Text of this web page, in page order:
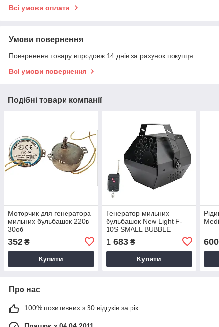
Всі умови оплати
Умови повернення
Повернення товару впродовж 14 днів за рахунок покупця
Всі умови повернення
Подібні товари компанії
Моторчик для генератора
мильних бульбашок 220в
30об
352 ₴
Купити
Генератор мильних
бульбашок New Light F-
10S SMALL BUBBLE
1 683₴
Купити
600
Про нас
100% позитивних з 30 відгуків за рік